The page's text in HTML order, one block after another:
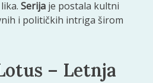
Serija je postala kultni
i političkih intriga širom
– Letnja